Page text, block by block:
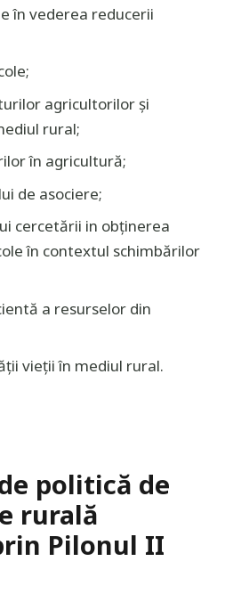
în vederea reducerii
agricultorilor și
rural;
în agricultură;
de asociere;
cercetării in obținerea
în contextul schimbărilor
a resurselor din
vieții în mediul rural.
politică de
rurală
Pilonul II